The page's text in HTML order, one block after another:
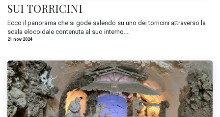
SUI TORRICINI
Ecco il panorama che si gode salendo su uno dei torricini attraverso la
scala elocoidale contenuta al suo interno....
21 nov 2024